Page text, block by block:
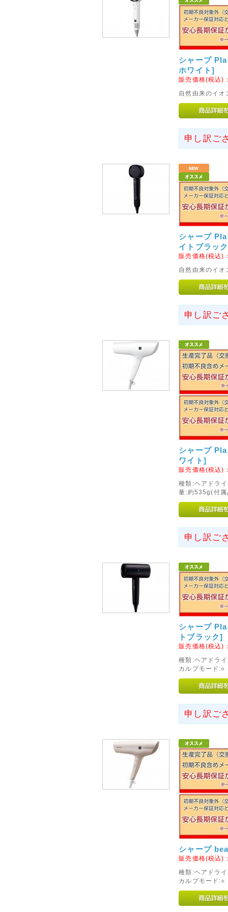
阪神・淡路大震災から20年の
でご冥福をお祈りいたします。
2015年01月26日
◇関東への送料改定につき
ヤマト運輸の運賃改定にとも
木県、群馬県、埼玉県、千葉
このたび運送会社の遠隔地運
離島への基本送料を以下のと
北海道へのお届けは基本送料を
基本送料を3,000円を頂戴いた
解、ご了承くださいませ。
2013年07月15日
◇土・日・祝のお電話の対
誠に勝手ながら、土・日・祝
させていただきます。
各種、お問い合わせにつきま
ルにて送信くださいませ。
※随時、ご返信を行わせていた
※初期不良につきましては、お
だく場合もございます。
2015年02月20日
◇北海道・東北・沖縄・離
方法につきまして◇
ヤマト運輸の手数料および、保
り北海道・東北・沖縄・離島
濯機、冷蔵庫、マッサージチ
更させていただきます。大変
◇Firefoxブラウザでのご利
現在、Firefoxブラウザでご利
の表示エラーを確認しておりま
エラーが解消しないようでご
◇送料の改定につきまして◇
このたび運送会社の運賃改定
ました。
お届けの地域別に新たに設定
認ください。
大変恐縮ではございますが、
<重要>Dyson Hot + Cool(
製品自主回収および製品改
ダイソン株式会社は、弊社製
ル)AM04および AM05につい
発生したため、ユーザーの皆
2015年08月24日
◇初期不良対象外メーカー
9月1日より、マイクロソフト
当店での交換やご返金、修理
注意くださいませ。
初期不良を含め商品に不具合
サポートセンターへご連絡をお
◇定休日のお知らせ◇
5月8日より、毎週日曜を定休
お電話やメールでのお問い合
シャープ
ホワイト]
販売価格(税込)
自然由来のイオ
申し訳ご
シャープ
イトブラッ
販売価格(税込)
自然由来のイオ
申し訳ご
シャープ
ワイト]
販売価格(税込)
種類:ヘアド
量:約535g(付属
申し訳ご
シャープ
トブラック]
販売価格(税込)
種類:ヘアド
カルプモード
申し訳ご
シャープ
販売価格(税込)
種類:ヘアド
カルプモード